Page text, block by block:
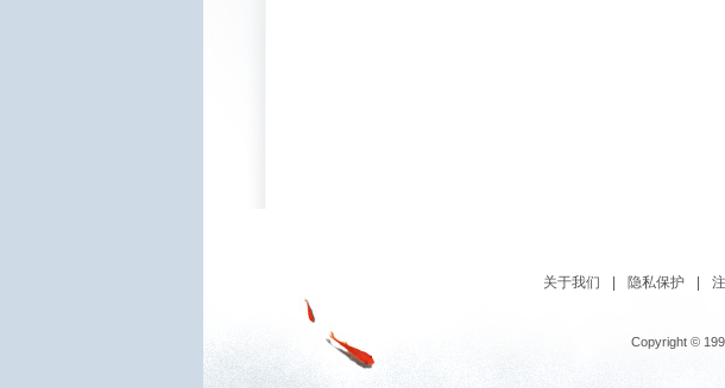
关于我们 隐私保护
Copyright ©